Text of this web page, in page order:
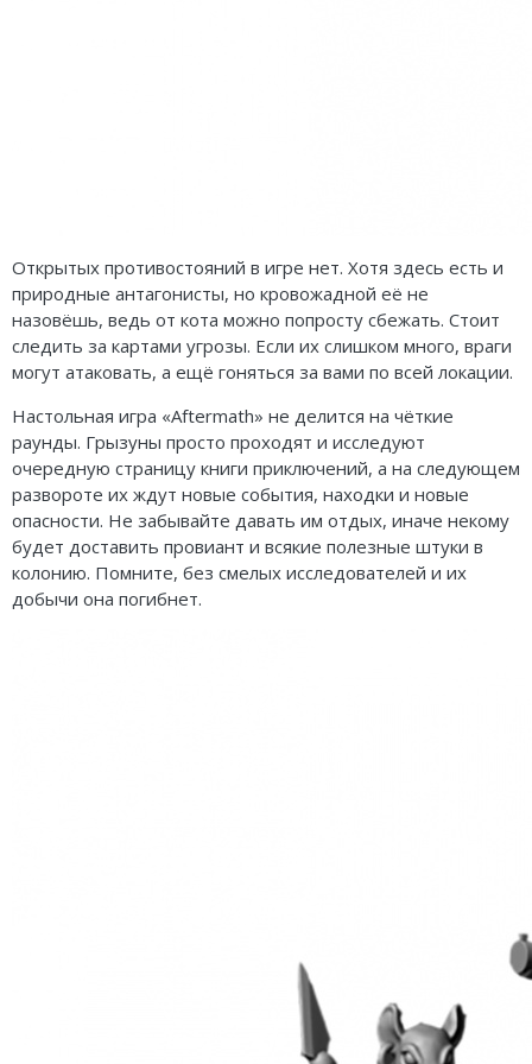
Открытых противостояний в игре нет. Хотя здесь есть и
природные антагонисты, но кровожадной её не
назовёшь, ведь от кота можно попросту сбежать. Стоит
следить за картами угрозы. Если их слишком много, враги
могут атаковать, а ещё гоняться за вами по всей локации.
Настольная игра «Aftermath» не делится на чёткие
раунды. Грызуны просто проходят и исследуют
очередную страницу книги приключений, а на следующем
развороте их ждут новые события, находки и новые
опасности. Не забывайте давать им отдых, иначе некому
будет доставить провиант и всякие полезные штуки в
колонию. Помните, без смелых исследователей и их
добычи она погибнет.